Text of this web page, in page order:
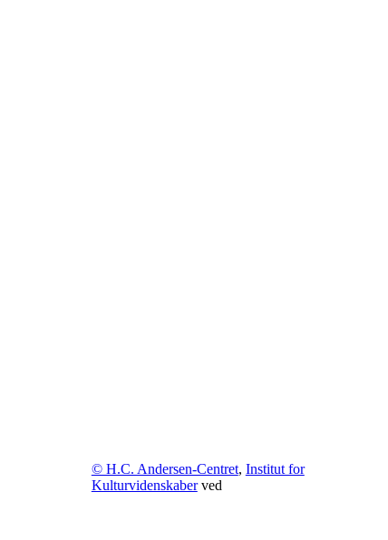
© H.C. Andersen-Centret, Institut for
Kulturvidenskaberved